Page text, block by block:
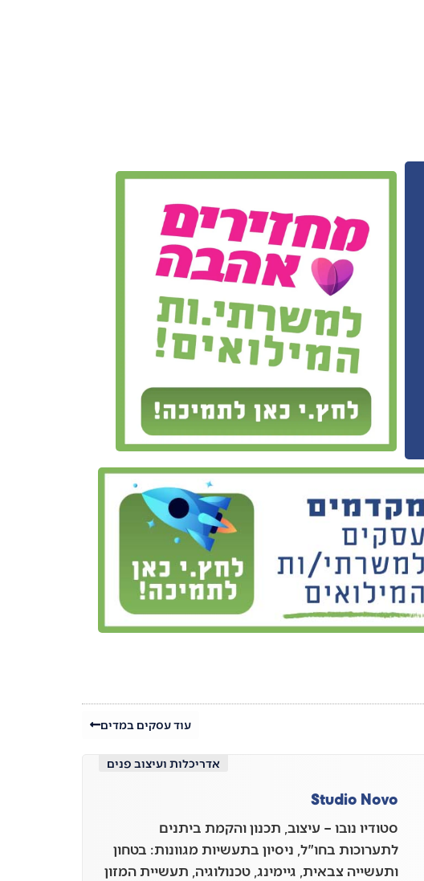
עוד עסקים במדים
אדריכלות ועיצוב פנים
Studio Novo
סטודיו נובו – עיצוב, תכנון והקמת ביתנים
לתערוכות בחו"ל, ניסיון בתעשיות מגוונות: בטחון
ותעשייה צבאית, גיימינג, טכנולוגיה, תעשיית המזון